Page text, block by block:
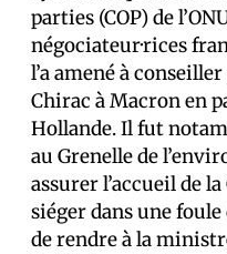
parties (COP) de
négociateur·rices
l’a amené à
Chirac à Macron en
Hollande. Il fut
au Grenelle de
assurer l’accueil de la
siéger dans une
de rendre à la